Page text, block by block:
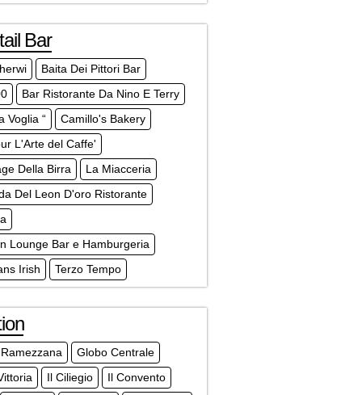
Bar
Baita Dei Pittori Bar
Bar Ristorante Da Nino E Terry
Voglia “
Camillo's Bakery
L'Arte del Caffe'
Della Birra
La Miacceria
Del Leon D'oro Ristorante
Lounge Bar e Hamburgeria
Irish
Terzo Tempo
Globo Centrale
Il Ciliegio
Il Convento